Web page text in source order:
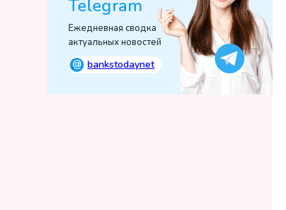
Telegram
Ежедневная сводка
актуальных новостей
@ bankstodaynet